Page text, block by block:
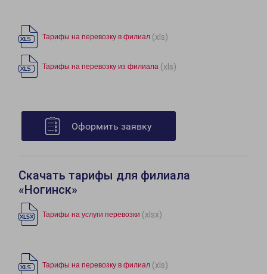
Тарифы на перевозку в филиал (xls)
Тарифы на перевозку из филиала (xls)
Оформить заявку
Скачать тарифы для филиала
«Ногинск»
Тарифы на услуги перевозки (xlsx)
Тарифы на перевозку в филиал (xls)